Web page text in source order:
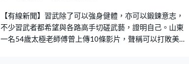
係。」 杭州市中醫院皮膚科副主任袁丞達指：「如果
【有線新聞】習武除了可以強身健體，亦可以鍛鍊意志，
不少習武者都希望與各路高手切磋武藝，證明自己。山東
一名54歲太極老師傅曾上傳10條影片，聲稱可以打敗美國